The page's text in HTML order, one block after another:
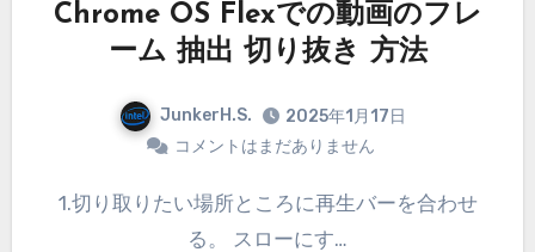
Chrome OS Flexでの動画のフレ
ーム 抽出 切り抜き 方法
JunkerH.S.
2025年1月17日
コメントはまだありません
1.切り取りたい場所ところに再生バーを合わせ
る。 スローにす…